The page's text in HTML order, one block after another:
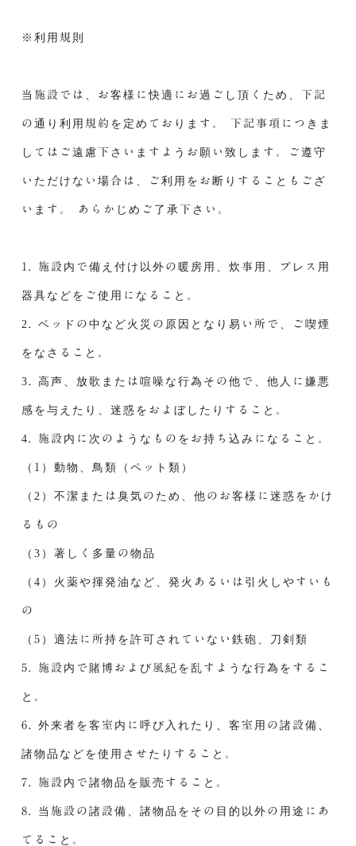
※利用規則
当施設では、お客様に快適にお過ごし頂くため、下記
の通り利用規約を定めております。 下記事項につきま
してはご遠慮下さいますようお願い致します。ご遵守
いただけない場合は、ご利用をお断りすることもござ
います。 あらかじめご了承下さい。
1. 施設内で備え付け以外の暖房用、炊事用、プレス用
器具などをご使用になること。
2. ベッドの中など火災の原因となり易い所で、ご喫煙
をなさること。
3. 高声、放歌または喧噪な行為その他で、他人に嫌悪
感を与えたり、迷惑をおよぼしたりすること。
4. 施設内に次のようなものをお持ち込みになること。
（1）動物、鳥類（ペット類）
（2）不潔または臭気のため、他のお客様に迷惑をかけ
るもの
（3）著しく多量の物品
（4）火薬や揮発油など、発火あるいは引火しやすいも
の
（5）適法に所持を許可されていない鉄砲、刀剣類
5. 施設内で賭博および風紀を乱すような行為をするこ
と。
6. 外来者を客室内に呼び入れたり、客室用の諸設備、
諸物品などを使用させたりすること。
7. 施設内で諸物品を販売すること。
8. 当施設の諸設備、諸物品をその目的以外の用途にあ
てること。